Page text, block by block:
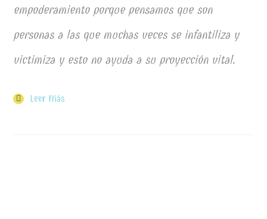
empoderamiento porque pensamos que son
personas a las que muchas veces se infantiliza y
victimiza y esto no ayuda a su proyección vital.
Leer Más